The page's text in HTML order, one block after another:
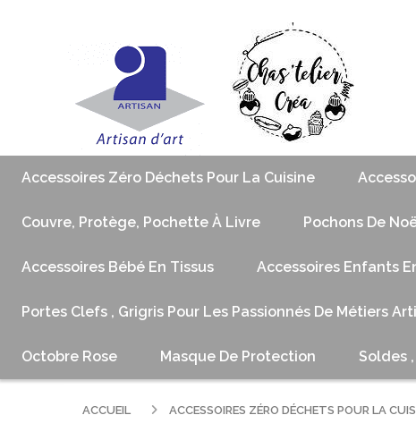
Accessoires Zéro Déchets Pour La Cuisine
Couvre, Protège, Pochette À Livre Pochons De
Accessoires Bébé En Tissus Accessoires Enfants
Portes Clefs , Grigris Pour Les Passionnés De Métiers
Octobre Rose Masque De Protection Soldes
ACCUEIL ACCESSOIRES ZÉRO DÉCHETS POUR LA